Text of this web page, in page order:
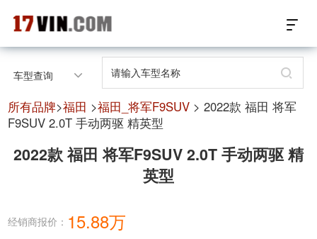
17VIN车架号查询首页
汽配数据开放接口
汽配产品车型适配
车型查询
所有品牌>福田 >福田_将军F9SUV > 2022款 福田 将军
F9SUV 2.0T 手动两驱 精英型
2022款 福田 将军F9SUV 2.0T 手动两驱 精
英型
经销商报价： 15.88万